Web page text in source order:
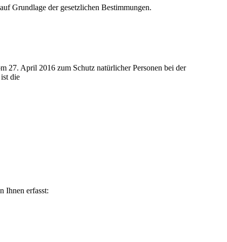
Grundlage der gesetzlichen Bestimmungen.
27. April 2016 zum Schutz natürlicher Personen bei der
die
Ihnen erfasst: